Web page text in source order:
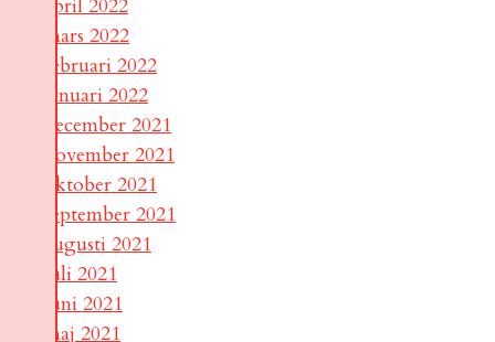
april 2022
mars 2022
februari 2022
januari 2022
december 2021
november 2021
oktober 2021
september 2021
augusti 2021
juli 2021
juni 2021
maj 2021